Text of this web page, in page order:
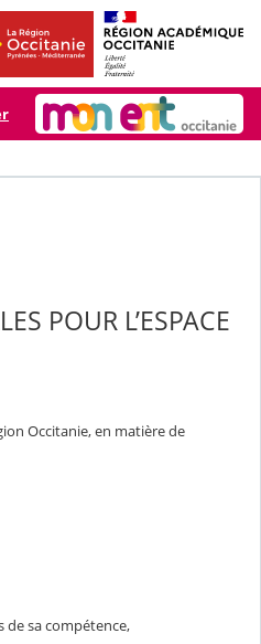
POUR L’ESPACE
Occitanie, en matière de
de sa compétence,